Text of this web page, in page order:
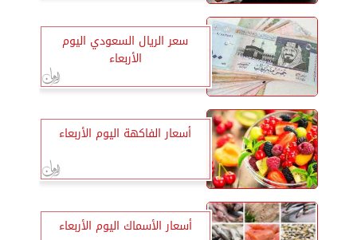
سعر الريال السعودي اليوم
الأربعاء
أسعار الفاكهة اليوم الأربعاء
أسعار الأسماك اليوم الأربعاء